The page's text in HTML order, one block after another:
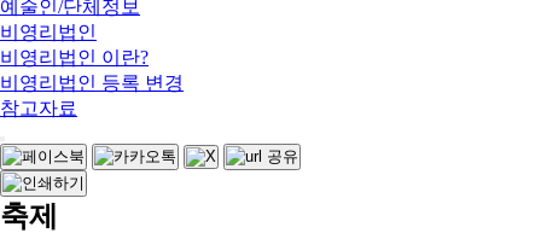
예술인/단체정보
비영리법인
비영리법인 이란?
비영리법인 등록 변경
참고자료
축제